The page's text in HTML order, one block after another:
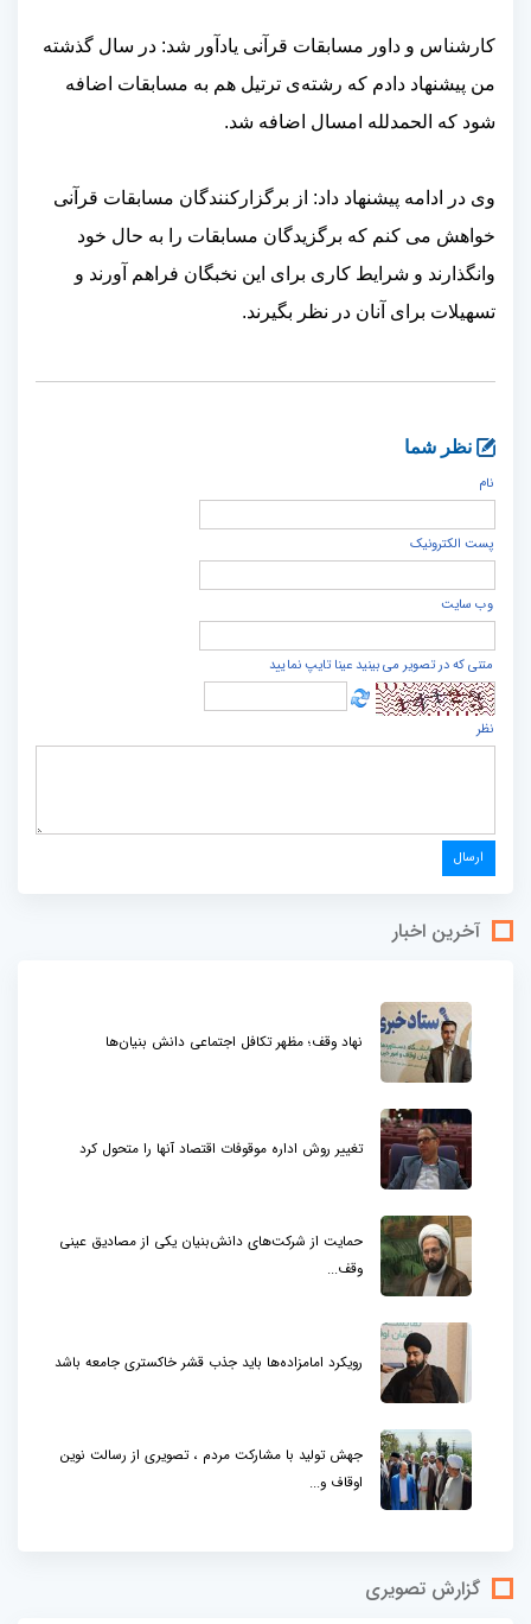
کارشناس و داور مسابقات قرآنی یادآور شد: در سال گذشته
من پیشنهاد دادم که رشته‌ی ترتیل هم به مسابقات اضافه
شود که الحمدلله امسال اضافه شد.
وی در ادامه پیشنهاد داد: از برگزارکنندگان مسابقات قرآنی
خواهش می کنم که برگزیدگان مسابقات را به حال خود
وانگذارند و شرایط کاری برای این نخبگان فراهم آورند و
تسهیلات برای آنان در نظر بگیرند.
نظر شما
نام
پست الكترونيک
وب سایت
متنی که در تصویر می بینید عینا تایپ نمایید
نظر
آخرین اخبار
نهاد وقف؛ مظهر تکافل اجتماعی دانش بنیان‌ها
تغییر روش اداره موقوفات اقتصاد آنها را متحول کرد
حمایت از شرکت‌های دانش‌بنیان یکی از مصادیق عینی
وقف...
رویکرد امامزاده‌ها باید جذب قشر خاکستری جامعه باشد
جهش تولید با مشارکت مردم ، تصویری از رسالت نوین
اوقاف و...
گزارش تصویری